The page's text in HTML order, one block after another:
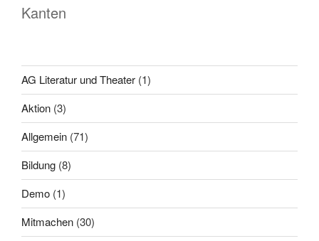
Kanten
AG Literatur und Theater (1)
Aktion (3)
Allgemein (71)
Bildung (8)
Demo (1)
Mitmachen (30)